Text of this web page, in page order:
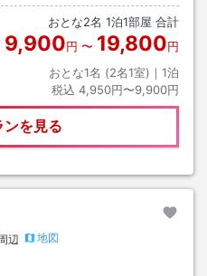
おとな2名 1泊1部屋 合計
9,900円 〜 19,800円
おとな1名 (2名1室)｜ 1泊
税込 4,950円〜9,900円
を見る
辺
地図